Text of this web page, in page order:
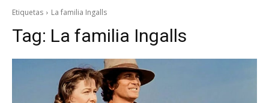
Etiquetas La familia Ingalls
Tag: La familia Ingalls